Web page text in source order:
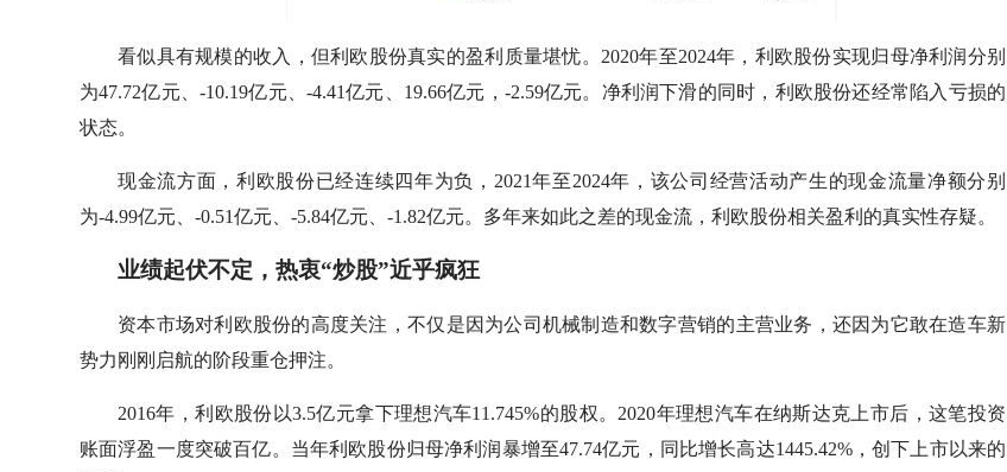
看似具有规模的收入，但利欧股份真实的盈利质量堪忧。2020年至2024年，利欧股份实现归母净利润分别
为47.72亿元、-10.19亿元、-4.41亿元、19.66亿元，-2.59亿元。净利润下滑的同时，利欧股份还经常陷入亏损的
状态。
现金流方面，利欧股份已经连续四年为负，2021年至2024年，该公司经营活动产生的现金流量净额分别
为-4.99亿元、-0.51亿元、-5.84亿元、-1.82亿元。多年来如此之差的现金流，利欧股份相关盈利的真实性存疑。
业绩起伏不定，热衷“炒股”近乎疯狂
资本市场对利欧股份的高度关注，不仅是因为公司机械制造和数字营销的主营业务，还因为它敢在造车新
势力刚刚启航的阶段重仓押注。
2016年，利欧股份以3.5亿元拿下理想汽车11.745%的股权。2020年理想汽车在纳斯达克上市后，这笔投资
账面浮盈一度突破百亿。当年利欧股份归母净利润暴增至47.74亿元，同比增长高达1445.42%，创下上市以来的